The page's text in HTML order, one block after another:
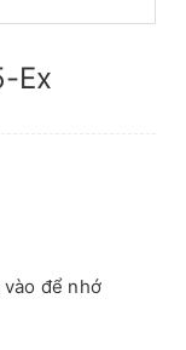
Ex
để nhớ